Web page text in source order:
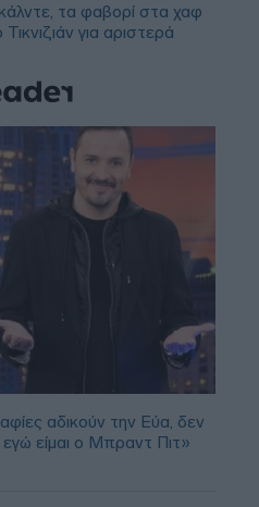
τα φαβορί στα χαφ
για αριστερά
αδικούν την Εύα, δεν
είμαι ο Μπραντ Πιτ»